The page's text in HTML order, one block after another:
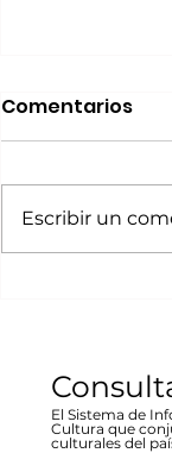
Comentarios
Escribir un
El Sistema de
Cultura que
culturales del